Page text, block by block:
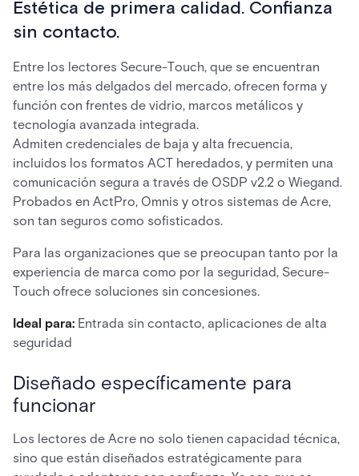
Estética de primera calidad. Confianza
sin contacto.
Entre los lectores Secure-Touch, que se encuentran
entre los más delgados del mercado, ofrecen forma y
función con frentes de vidrio, marcos metálicos y
tecnología avanzada integrada.
Admiten credenciales de baja y alta frecuencia,
incluidos los formatos ACT heredados, y permiten una
comunicación segura a través de OSDP v2.2 o Wiegand.
Probados en ActPro, Omnis y otros sistemas de Acre,
son tan seguros como sofisticados.
Para las organizaciones que se preocupan tanto por la
experiencia de marca como por la seguridad, Secure-
Touch ofrece soluciones sin concesiones.
Ideal para: Entrada sin contacto, aplicaciones de alta
seguridad
Diseñado específicamente para
funcionar
Los lectores de Acre no solo tienen capacidad técnica,
sino que están diseñados estratégicamente para